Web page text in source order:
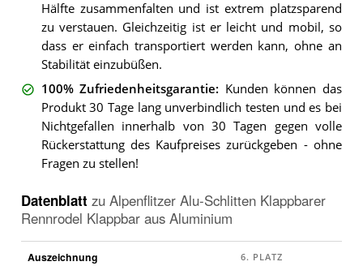
Hälfte zusammenfalten und ist extrem platzsparend
zu verstauen. Gleichzeitig ist er leicht und mobil, so
dass er einfach transportiert werden kann, ohne an
Stabilität einzubüßen.
100% Zufriedenheitsgarantie: Kunden können das
Produkt 30 Tage lang unverbindlich testen und es bei
Nichtgefallen innerhalb von 30 Tagen gegen volle
Rückerstattung des Kaufpreises zurückgeben - ohne
Fragen zu stellen!
Datenblatt zu Alpenflitzer Alu-Schlitten Klappbarer
Rennrodel Klappbar aus Aluminium
Auszeichnung